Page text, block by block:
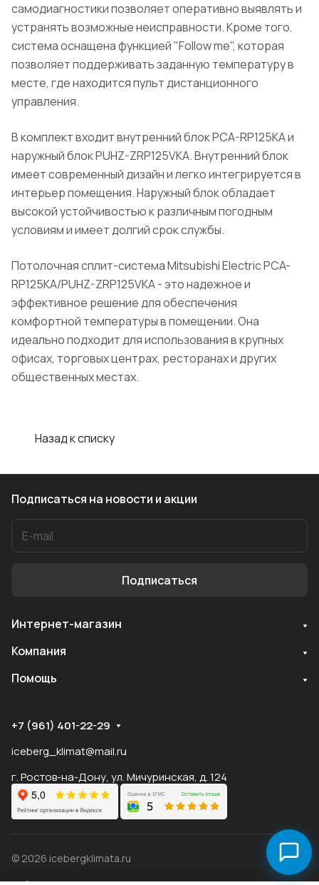
самодиагностики позволяет оперативно выявлять и
устранять возможные неисправности. Кроме того,
система оснащена функцией "Follow me", которая
позволяет поддерживать заданную температуру в
месте, где находится пульт дистанционного
управления.
В комплект входит внутренний блок PCA-RP125KA и
наружный блок PUHZ-ZRP125VKA. Внутренний блок
имеет современный дизайн и легко интегрируется в
интерьер помещения. Наружный блок обладает
высокой устойчивостью к различным погодным
условиям и имеет долгий срок службы.
Потолочная сплит-система Mitsubishi Electric PCA-
RP125KA/PUHZ-ZRP125VKA - это надежное и
эффективное решение для обеспечения
комфортной температуры в помещении. Она
идеально подходит для использования в крупных
офисах, торговых центрах, ресторанах и других
общественных местах.
Назад к списку
Подписаться на новости и акции
Подписаться
Интернет-магазин
Компания
Помощь
+7 (961) 401-22-29
iceberg_klimat@mail.ru
г. Ростов-на-Дону, ул. Мичуринская, д. 124
© 2026 icebergklimata.ru